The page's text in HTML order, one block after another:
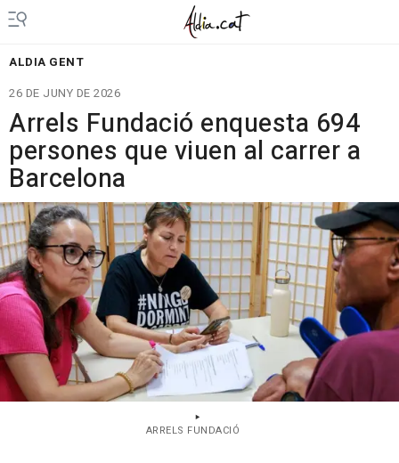
ALDIA GENT
26 DE JUNY DE 2026
Arrels Fundació enquesta 694
persones que viuen al carrer a
Barcelona
ARRELS FUNDACIÓ